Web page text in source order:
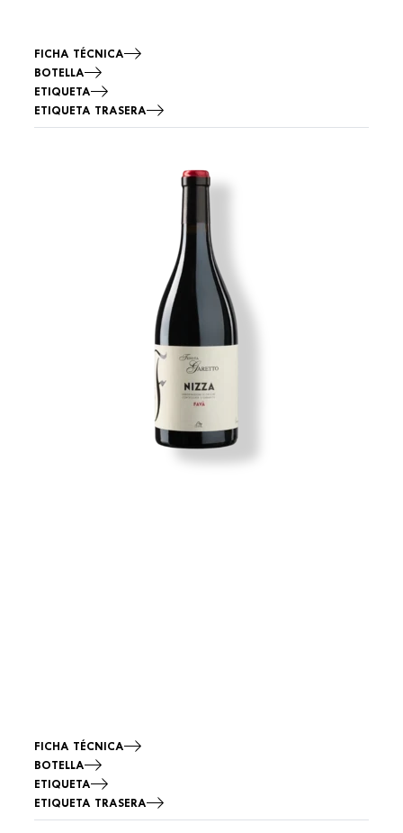
FICHA TÉCNICA
BOTELLA
ETIQUETA
ETIQUETA TRASERA
FICHA TÉCNICA
BOTELLA
ETIQUETA
ETIQUETA TRASERA